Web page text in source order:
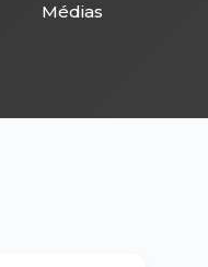
Médias